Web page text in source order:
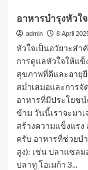
อร่อย
ง่าย
ได้
ประโยชน์:
รวม
เมนู
อาหาร
เช้า
แบบ
ต้อง
ใช้
เตา
อาหารบำรุงหัวใ
admin 8 April
หัวใจเป็นอวัยวะส
การดูแลหัวใจให้แข็
สุขภาพที่ดีและอายุยื
สม่ำเสมอและการจั
อาหารที่มีประโยช
ข้าม วันนี้เราจะมาเ
สร้างความแข็งแรง
ครับ อาหารที่ช่วยบ
สูง): เช่น ปลาแซล
ปลาทู โอเมก้า 3...